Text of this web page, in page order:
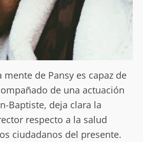
mente de Pansy es capaz de
de una actuación
Baptiste, deja clara la
respecto a la salud
ciudadanos del presente.